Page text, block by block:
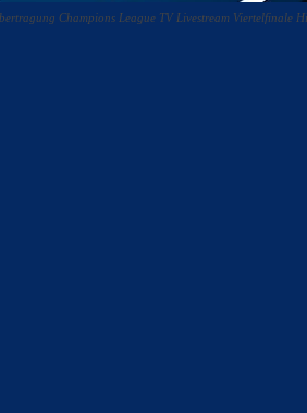
Champions League TV Livestream Viertelfinale